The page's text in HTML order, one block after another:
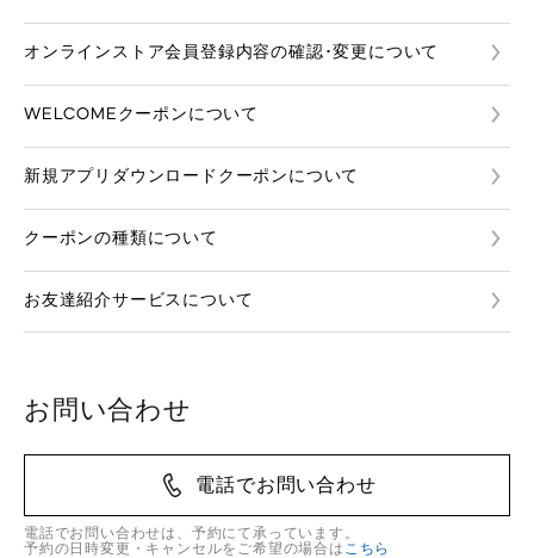
オンラインストア会員登録内容の確認･変更について
WELCOMEクーポンについて
新規アプリダウンロードクーポンについて
クーポンの種類について
お友達紹介サービスについて
お問い合わせ
電話でお問い合わせ
電話でお問い合わせは、予約にて承っています。
予約の日時変更・キャンセルをご希望の場合は こちら